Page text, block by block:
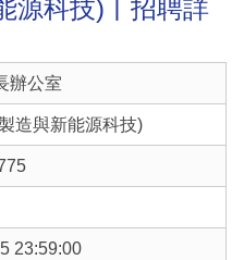
源科技)丨招聘詳
辦公室
造與新能源科技)
23:59:00